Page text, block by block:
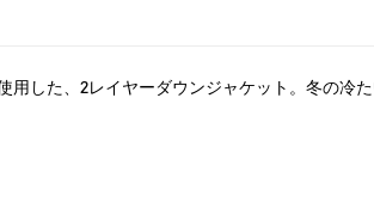
使用した、2レイヤーダウンジャケット。冬の